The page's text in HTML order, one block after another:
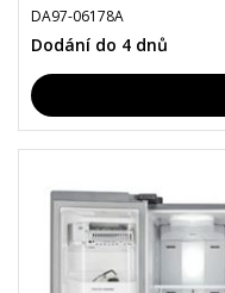
DA97-06178A
Dodání do 4 dnů